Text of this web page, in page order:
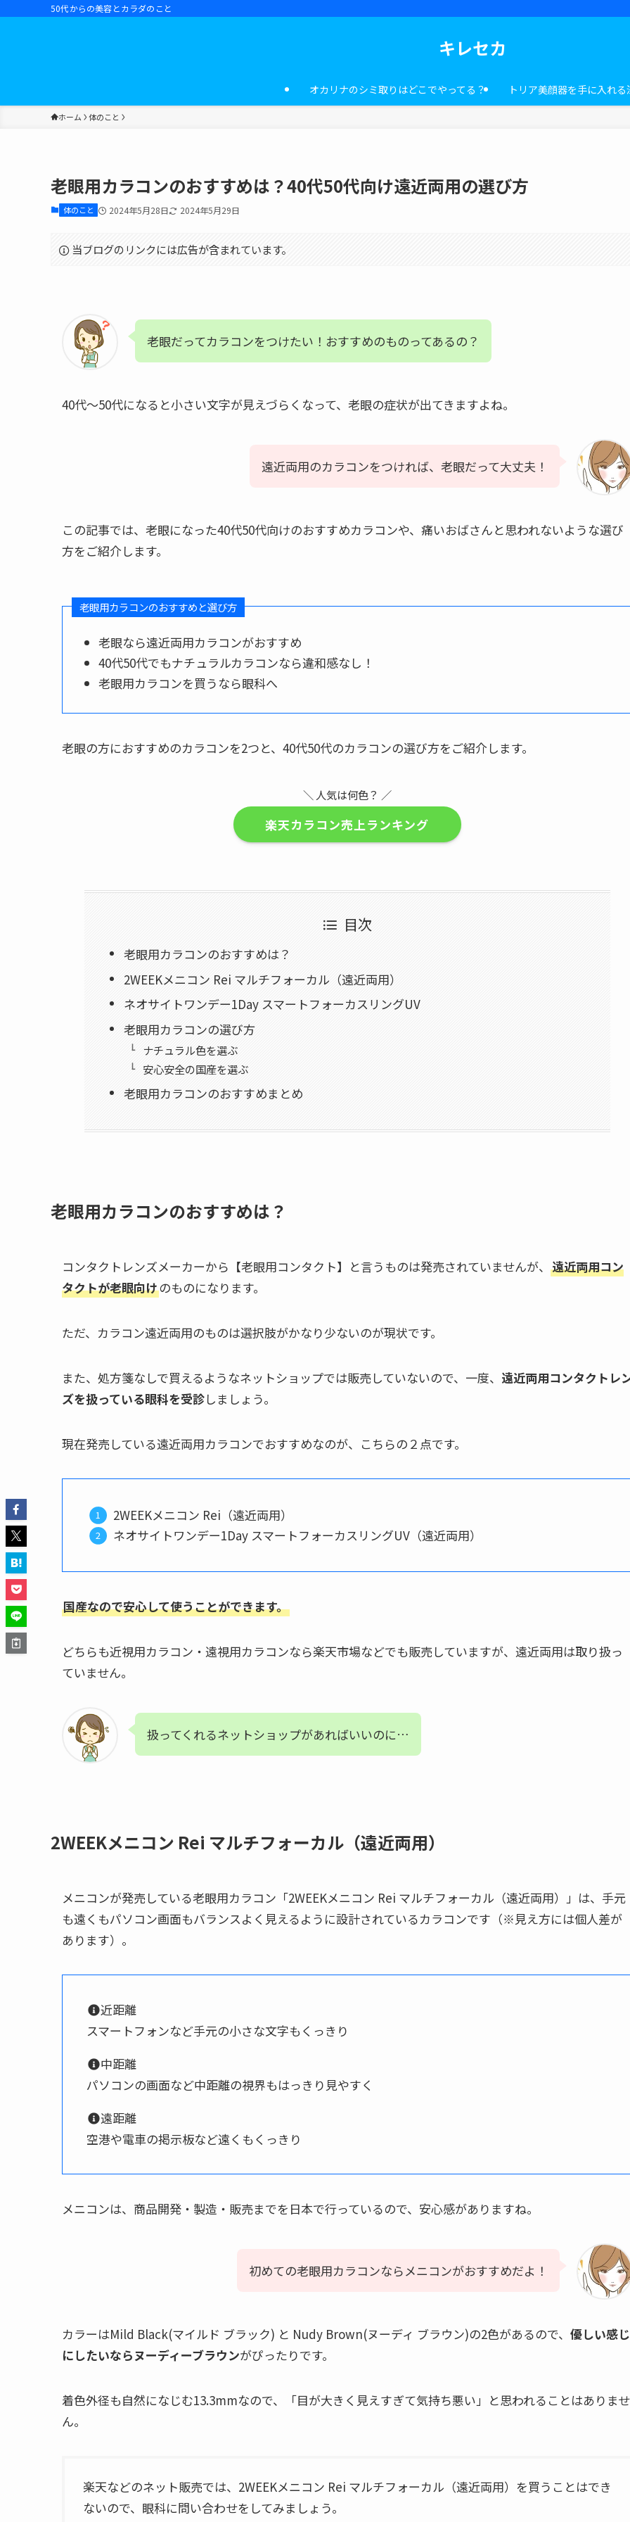
50代からの美容とカラダのこと
キレセカ
オカリナのシミ取りはどこでやってる？ トリア美顔器を手に入れる
ホーム 体のこと
老眼用カラコンのおすすめは？40代50代向け遠近両用の選び方
体のこと 2024年5月28日 2024年5月29日
当ブログのリンクには広告が含まれています。
老眼だってカラコンをつけたい！おすすめのものってあるの？
40代～50代になると小さい文字が見えづらくなって、老眼の症状が出てきますよね。
遠近両用のカラコンをつければ、老眼だって大丈夫！
この記事では、老眼になった40代50代向けのおすすめカラコンや、痛いおばさんと思われないような選び
方をご紹介します。
老眼用カラコンのおすすめと選び方
老眼なら遠近両用カラコンがおすすめ
40代50代でもナチュラルカラコンなら違和感なし！
老眼用カラコンを買うなら眼科へ
老眼の方におすすめのカラコンを2つと、40代50代のカラコンの選び方をご紹介します。
＼ 人気は何色？ ／
楽天カラコン売上ランキング
目次
老眼用カラコンのおすすめは？
2WEEKメニコン Rei マルチフォーカル（遠近両用）
ネオサイトワンデー1Day スマートフォーカスリングUV
老眼用カラコンの選び方
ナチュラル色を選ぶ
安心安全の国産を選ぶ
老眼用カラコンのおすすめまとめ
老眼用カラコンのおすすめは？
コンタクトレンズメーカーから【老眼用コンタクト】と言うものは発売されていませんが、 遠近両用コン
タクトが老眼向けのものになります。
ただ、カラコン遠近両用のものは選択肢がかなり少ないのが現状です。
また、処方箋なしで買えるようなネットショップでは販売していないので、一度、 遠近両用コンタクトレ
ズを扱っている眼科を受診しましょう。
現在発売している遠近両用カラコンでおすすめなのが、こちらの２点です。
2WEEKメニコン Rei（遠近両用）
ネオサイトワンデー1Day スマートフォーカスリングUV（遠近両用）
国産なので安心して使うことができます。
どちらも近視用カラコン・遠視用カラコンなら楽天市場などでも販売していますが、遠近両用は取り扱っ
ていません。
扱ってくれるネットショップがあればいいのに…
2WEEKメニコン Rei マルチフォーカル（遠近両用）
メニコンが発売している老眼用カラコン「2WEEKメニコン Rei マルチフォーカル（遠近両用）」は、手元
も遠くもパソコン画面もバランスよく見えるように設計されているカラコンです（※見え方には個人差が
あります）。
近距離
スマートフォンなど手元の小さな文字もくっきり
中距離
パソコンの画面など中距離の視界もはっきり見やすく
遠距離
空港や電車の掲示板など遠くもくっきり
メニコンは、商品開発・製造・販売までを日本で行っているので、安心感がありますね。
初めての老眼用カラコンならメニコンがおすすめだよ！
カラーはMild Black(マイルド ブラック) と Nudy Brown(ヌーディ ブラウン)の2色があるので、 優しい感じ
にしたいならヌーディーブラウンがぴったりです。
着色外径も自然になじむ13.3mmなので、「目が大きく見えすぎて気持ち悪い」と思われることはありませ
ん。
楽天などのネット販売では、2WEEKメニコン Rei マルチフォーカル（遠近両用）を買うことはでき
ないので、眼科に問い合わせをしてみましょう。